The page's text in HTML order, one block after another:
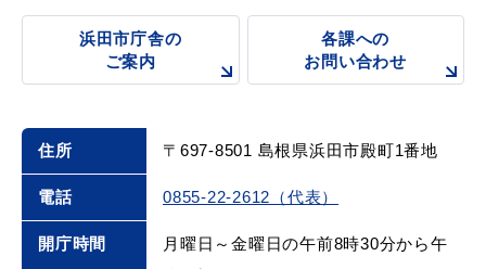
便利なサービス
防災・防犯メール
気象情報リンク集
ごみ分別早見表
浜田市庁舎の
ご案内
各課への
お問い合わせ
住所 〒697-8501 島根県浜田市殿町1番地
電話 0855-22-2612（代表）
開庁時間
月曜日～金曜日の午前8時30分から午